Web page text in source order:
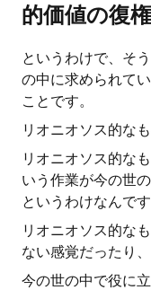
的価値の復権
というわけで、そ
の中に求められて
ことです。
リオニオソス的な
リオニオソス的な
いう作業が今の世
というわけなんです
リオニオソス的な
ない感覚だったり、
今の世の中で役に